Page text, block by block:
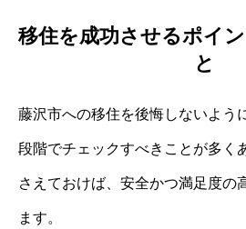
移住を成功させるポイ
と
藤沢市への移住を後悔しないよう
段階でチェックすべきことが多く
さえておけば、安全かつ満足度の
ます。